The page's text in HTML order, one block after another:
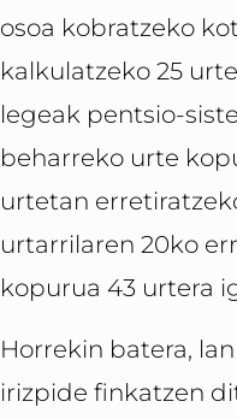
osoa kobratzeko
kalkulatzeko 25
legeak pentsio-
beharreko urte
urtetan
urtarrilaren 20ko
kopurua 43 urtera
Horrekin batera,
irizpide finkatzen